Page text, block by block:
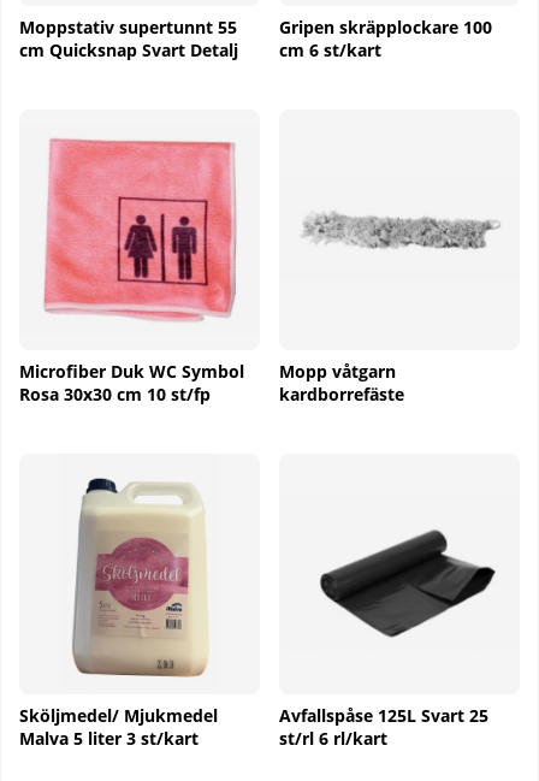
Moppstativ supertunnt 55
cm Quicksnap Svart Detalj
Gripen skräpplockare 100
cm 6 st/kart
Microfiber Duk WC Symbol
Rosa 30x30 cm 10 st/fp
Mopp våtgarn
kardborrefäste
Sköljmedel/ Mjukmedel
Malva 5 liter 3 st/kart
Avfallspåse 125L Svart 25
st/rl 6 rl/kart